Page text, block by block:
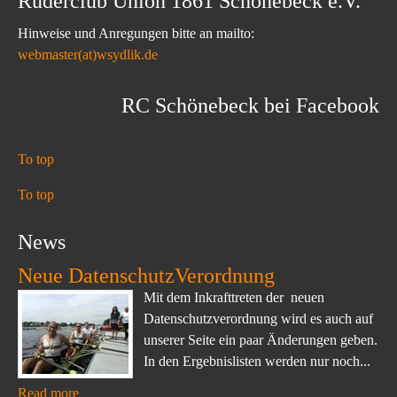
Hinweise und Anregungen bitte an mailto:
webmaster(at)wsydlik.de
RC Schönebeck bei Facebook
To top
To top
News
Neue DatenschutzVerordnung
Mit dem Inkrafttreten der neuen
Datenschutzverordnung wird es auch auf
unserer Seite ein paar Änderungen geben.
In den Ergebnislisten werden nur noch...
Read more